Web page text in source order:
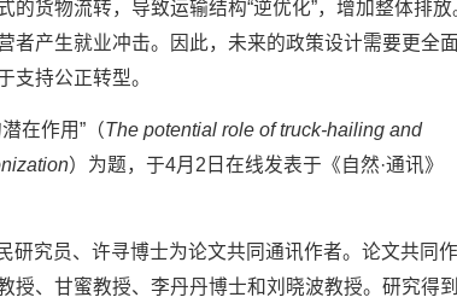
货物流转，导致运输结构“逆优化”，增加整体排放
者产生就业冲击。因此，未来的政策设计需要更全
支持公正转型。
在作用”（The potential role of truck-hailing and
）为题，于4月2日在线发表于《自然·通讯》
究员、许寻博士为论文共同通讯作者。论文共同
授、甘蜜教授、李丹丹博士和刘晓波教授。研究得